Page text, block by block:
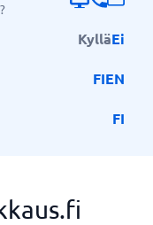
KylläEi
FIEN
FI